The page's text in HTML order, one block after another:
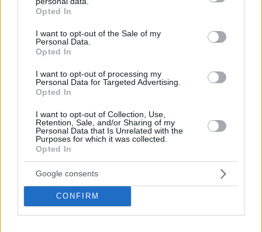
grant or deny consent to Google and its third-party tags to
use your data for below specified purposes in below Google
consent section.
Opted In
I want to opt-out of the Sale of my
Personal Data.
Opted In
I want to opt-out of processing my
Personal Data for Targeted Advertising.
Opted In
I want to opt-out of Collection, Use,
Retention, Sale, and/or Sharing of my
Personal Data that Is Unrelated with the
Purposes for which it was collected.
Opted In
Google consents
CONFIRM
Games
Cut The Rope Northern Heights Candy
ΔΕΙΤΕ ΟΛΑ ΤΑ GAMES
Best of Network